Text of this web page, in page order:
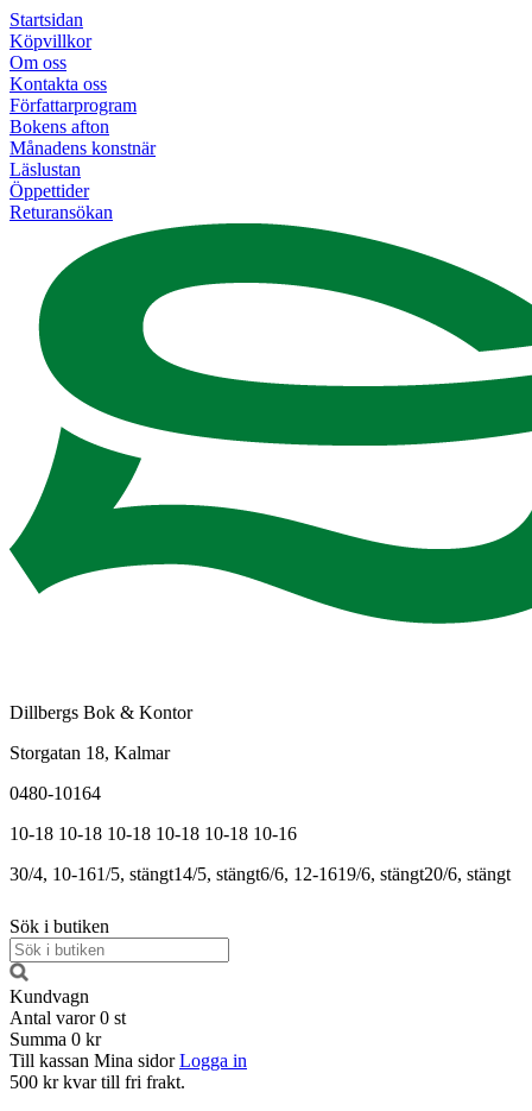
Startsidan
Köpvillkor
Om oss
Kontakta oss
Författarprogram
Bokens afton
Månadens konstnär
Läslustan
Öppettider
Returansökan
Dillbergs Bok & Kontor
Storgatan 18, Kalmar
0480-10164
10-18 10-18 10-18 10-18 10-18 10-16
30/4, 10-161/5, stängt14/5, stängt6/6, 12-1619/6, stängt20/6, stängt
Sök i butiken
Kundvagn
Antal varor 0 st
Summa 0 kr
Till kassan Mina sidor Logga in
500 kr kvar till fri frakt.